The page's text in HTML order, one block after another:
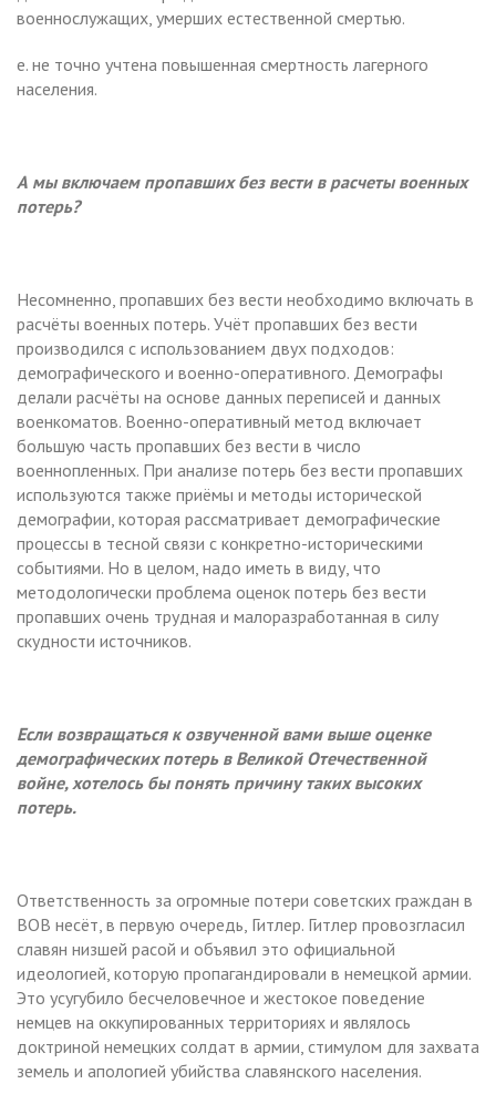
военнослужащих, умерших естественной смертью.
е. не точно учтена повышенная смертность лагерного
населения.
А мы включаем пропавших без вести в расчеты военных
потерь?
Несомненно, пропавших без вести необходимо включать в
расчёты военных потерь. Учёт пропавших без вести
производился с использованием двух подходов:
демографического и военно-оперативного. Демографы
делали расчёты на основе данных переписей и данных
военкоматов. Военно-оперативный метод включает
большую часть пропавших без вести в число
военнопленных. При анализе потерь без вести пропавших
используются также приёмы и методы исторической
демографии, которая рассматривает демографические
процессы в тесной связи с конкретно-историческими
событиями. Но в целом, надо иметь в виду, что
методологически проблема оценок потерь без вести
пропавших очень трудная и малоразработанная в силу
скудности источников.
Если возвращаться к озвученной вами выше оценке
демографических потерь в Великой Отечественной
войне, хотелось бы понять причину таких высоких
потерь.
Ответственность за огромные потери советских граждан в
ВОВ несёт, в первую очередь, Гитлер. Гитлер провозгласил
славян низшей расой и объявил это официальной
идеологией, которую пропагандировали в немецкой армии.
Это усугубило бесчеловечное и жестокое поведение
немцев на оккупированных территориях и являлось
доктриной немецких солдат в армии, стимулом для захвата
земель и апологией убийства славянского населения.